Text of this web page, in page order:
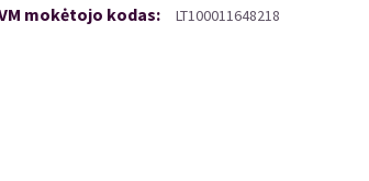
mokėtojo kodas: LT100011648218